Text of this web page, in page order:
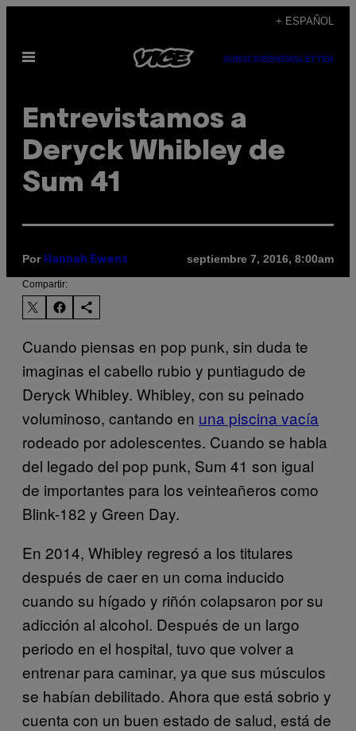
contenido
+ ESPAÑOL
Abrir
SUBSCRIBENEWSLETTER
Entrevistamos a
Deryck Whibley de
Sum 41
Por Hannah Ewens septiembre 7, 2016, 8:00am
Compartir:
Cuando piensas en pop punk, sin duda te
imaginas el cabello rubio y puntiagudo de
Deryck Whibley. Whibley, con su peinado
voluminoso, cantando en una piscina vacía
rodeado por adolescentes. Cuando se habla
del legado del pop punk, Sum 41 son igual
de importantes para los veinteañeros como
Blink-182 y Green Day.
En 2014, Whibley regresó a los titulares
después de caer en un coma inducido
cuando su hígado y riñón colapsaron por su
adicción al alcohol. Después de un largo
periodo en el hospital, tuvo que volver a
entrenar para caminar, ya que sus músculos
se habían debilitado. Ahora que está sobrio y
cuenta con un buen estado de salud, está de